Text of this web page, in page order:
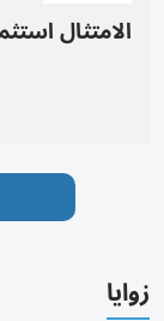
الامتثال
زوايا